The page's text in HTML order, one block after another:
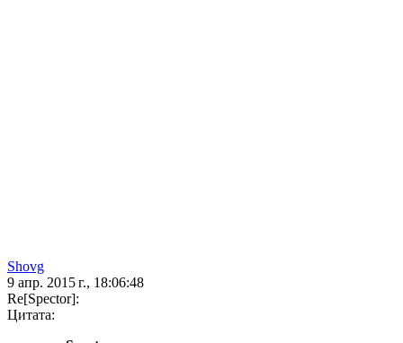
Shovg
9 апр. 2015 г., 18:06:48
Re[Spector]:
Цитата: